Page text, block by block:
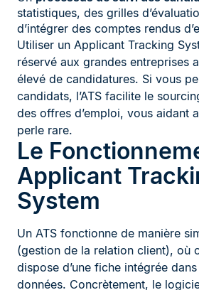
statistiques, des grilles
d’intégrer des comptes rendus
Utiliser un Applicant Tracking
réservé aux grandes entreprises
élevé de candidatures. Si vous
candidats, l’ATS facilite le
des offres d’emploi, vous aidant
perle rare.
Le
Applicant
System
Un ATS fonctionne de manière
(gestion de la relation client), où
dispose d’une fiche intégrée
données. Concrètement, le